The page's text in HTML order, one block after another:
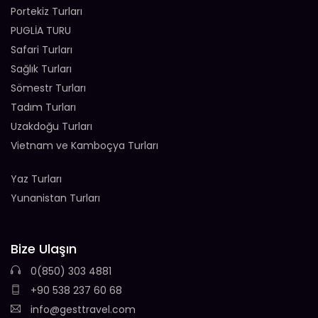
Portekiz Turları
PUGLİA TURU
Safari Turları
Sağlık Turları
Sömestr Turları
Tadım Turları
Uzakdoğu Turları
Vietnam ve Kamboçya Turları
Yaz Turları
Yunanistan Turları
Bize Ulaşın
0(850) 303 4881
+90 538 237 60 68
info@gesttravel.com